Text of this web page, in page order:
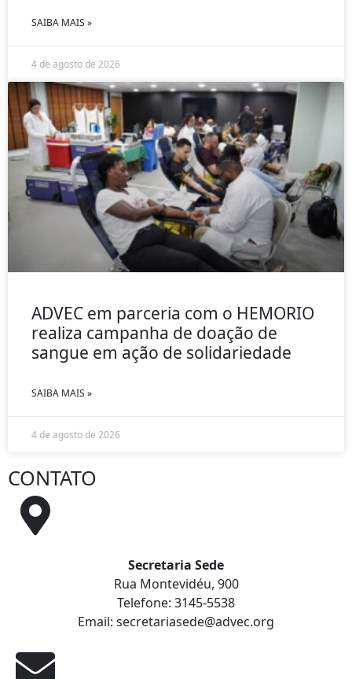
SAIBA MAIS »
4 de agosto de 2026
ADVEC em parceria com o HEMORIO
realiza campanha de doação de
sangue em ação de solidariedade
SAIBA MAIS »
4 de agosto de 2026
CONTATO
Secretaria Sede
Rua Montevidéu, 900
Telefone: 3145-5538
Email: secretariasede@advec.org